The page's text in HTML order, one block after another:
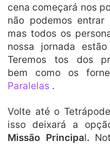
cena começará nos
não podemos
mas todos os
nossa jornada
Teremos tos dos
bem como os
Paralelas .
Volte até o
isso deixará a
Missão Principal.